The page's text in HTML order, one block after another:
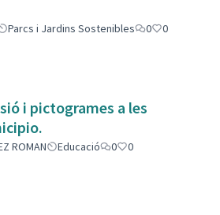
Parcs i Jardins Sostenibles 0
0
i pictogrames a les
ROMAN Educació 0
0